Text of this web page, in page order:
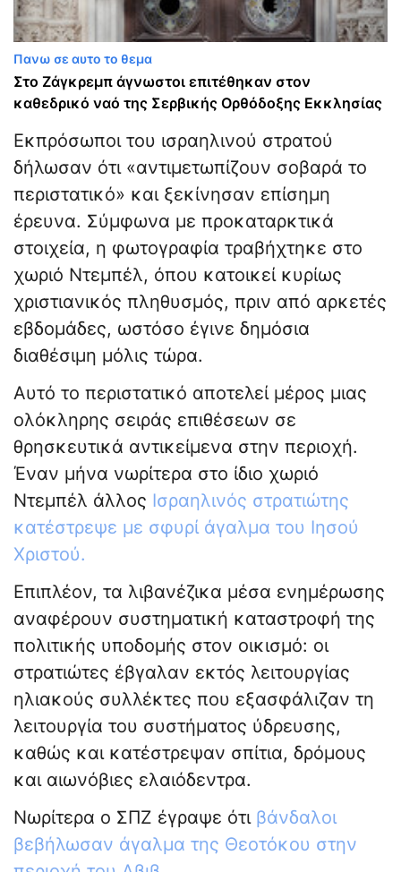
Πανω σε αυτο το θεμα
Στο Ζάγκρεμπ άγνωστοι επιτέθηκαν στον
καθεδρικό ναό της Σερβικής Ορθόδοξης Εκκλησίας
Εκπρόσωποι του ισραηλινού στρατού
δήλωσαν ότι «αντιμετωπίζουν σοβαρά το
περιστατικό» και ξεκίνησαν επίσημη
έρευνα. Σύμφωνα με προκαταρκτικά
στοιχεία, η φωτογραφία τραβήχτηκε στο
χωριό Ντεμπέλ, όπου κατοικεί κυρίως
χριστιανικός πληθυσμός, πριν από αρκετές
εβδομάδες, ωστόσο έγινε δημόσια
διαθέσιμη μόλις τώρα.
Αυτό το περιστατικό αποτελεί μέρος μιας
ολόκληρης σειράς επιθέσεων σε
θρησκευτικά αντικείμενα στην περιοχή.
Έναν μήνα νωρίτερα στο ίδιο χωριό
Ντεμπέλ άλλος Ισραηλινός στρατιώτης
κατέστρεψε με σφυρί άγαλμα του Ιησού
Χριστού.
Επιπλέον, τα λιβανέζικα μέσα ενημέρωσης
αναφέρουν συστηματική καταστροφή της
πολιτικής υποδομής στον οικισμό: οι
στρατιώτες έβγαλαν εκτός λειτουργίας
ηλιακούς συλλέκτες που εξασφάλιζαν τη
λειτουργία του συστήματος ύδρευσης,
καθώς και κατέστρεψαν σπίτια, δρόμους
και αιωνόβιες ελαιόδεντρα.
Νωρίτερα ο ΣΠΖ έγραψε ότι βάνδαλοι
βεβήλωσαν άγαλμα της Θεοτόκου στην